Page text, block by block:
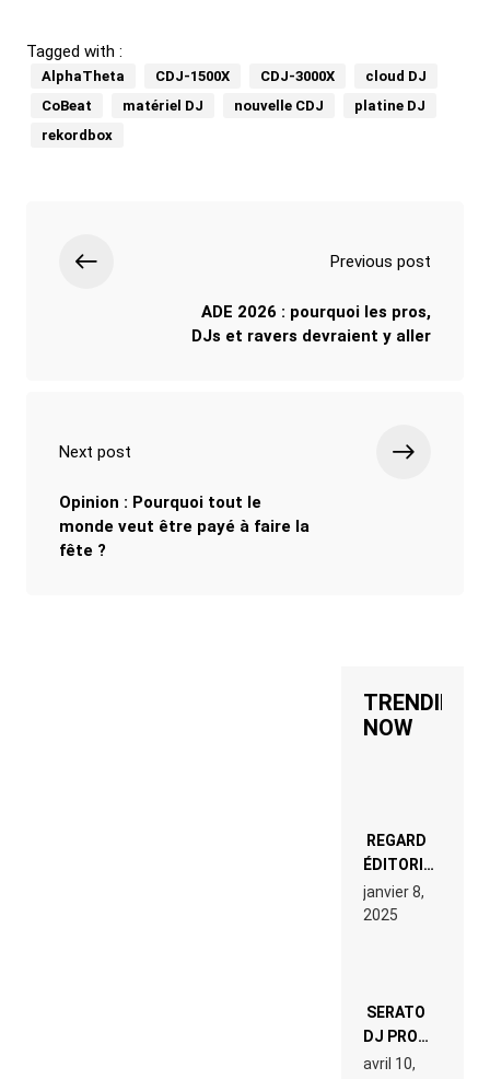
Tagged with :
AlphaTheta CDJ-1500X CDJ-3000X
cloud DJ
CoBeat
matériel DJ nouvelle CDJ
platine DJ
rekordbox
Previous post
ADE 2026 : pourquoi les pros,
DJs et ravers devraient y aller
Next post
Opinion : Pourquoi tout le
monde veut être payé à faire la
fête ?
TRENDING
NOW
REGARD
ÉDITORIAL
SUR JE
M’APPELLE
TIM
DOUBLE
VISAGE
D’UNE
ICÔNE
janvier 8,
2025
SERATO
DJ PRO
4.0.6 : CE
avril 10,